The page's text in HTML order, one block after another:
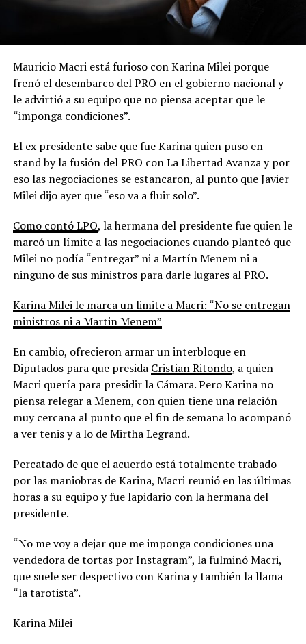
Mauricio Macri está furioso con Karina Milei porque
frenó el desembarco del PRO en el gobierno nacional y
le advirtió a su equipo que no piensa aceptar que le
“imponga condiciones”.
El ex presidente sabe que fue Karina quien puso en
stand by la fusión del PRO con La Libertad Avanza y por
eso las negociaciones se estancaron, al punto que Javier
Milei dijo ayer que “eso va a fluir solo”.
Como contó LPO, la hermana del presidente fue quien le
marcó un límite a las negociaciones cuando planteó que
Milei no podía “entregar” ni a Martín Menem ni a
ninguno de sus ministros para darle lugares al PRO.
Karina Milei le marca un limite a Macri: “No se entregan
ministros ni a Martin Menem”
En cambio, ofrecieron armar un interbloque en
Diputados para que presida Cristian Ritondo, a quien
Macri quería para presidir la Cámara. Pero Karina no
piensa relegar a Menem, con quien tiene una relación
muy cercana al punto que el fin de semana lo acompañó
a ver tenis y a lo de Mirtha Legrand.
Percatado de que el acuerdo está totalmente trabado
por las maniobras de Karina, Macri reunió en las últimas
horas a su equipo y fue lapidario con la hermana del
presidente.
“No me voy a dejar que me imponga condiciones una
vendedora de tortas por Instagram”, la fulminó Macri,
que suele ser despectivo con Karina y también la llama
“la tarotista”.
Karina Milei